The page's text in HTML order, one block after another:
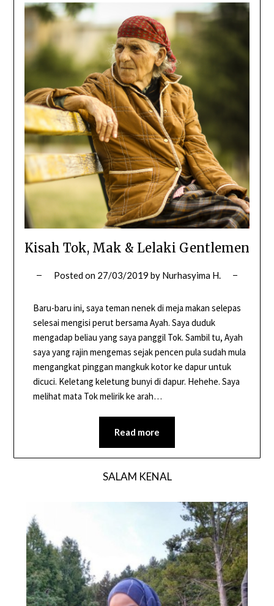
Kisah Tok, Mak & Lelaki Gentlemen
Posted on 27/03/2019 by Nurhasyima H.
Baru-baru ini, saya teman nenek di meja makan selepas
selesai mengisi perut bersama Ayah. Saya duduk
mengadap beliau yang saya panggil Tok. Sambil tu, Ayah
saya yang rajin mengemas sejak pencen pula sudah mula
mengangkat pinggan mangkuk kotor ke dapur untuk
dicuci. Keletang keletung bunyi di dapur. Hehehe. Saya
melihat mata Tok melirik ke arah…
Read more
SALAM KENAL